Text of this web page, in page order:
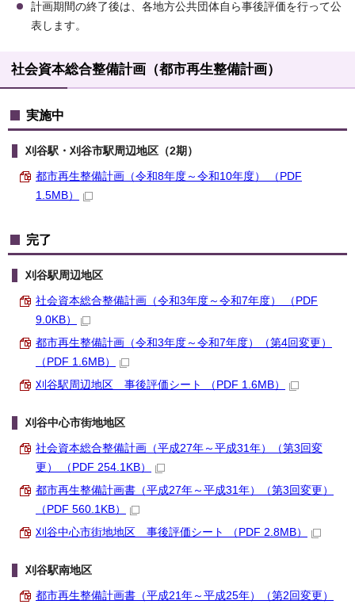
計画期間の終了後は、各地方公共団体自ら事後評価を行って公
表します。
社会資本総合整備計画（都市再生整備計画）
実施中
刈谷駅・刈谷市駅周辺地区（2期）
都市再生整備計画（令和8年度～令和10年度） （PDF
1.5MB）
完了
刈谷駅周辺地区
社会資本総合整備計画（令和3年度～令和7年度） （PDF
9.0KB）
都市再生整備計画（令和3年度～令和7年度）（第4回変更）
（PDF 1.6MB）
刈谷駅周辺地区 事後評価シート （PDF 1.6MB）
刈谷中心市街地地区
社会資本総合整備計画（平成27年～平成31年）（第3回変
更） （PDF 254.1KB）
都市再生整備計画書（平成27年～平成31年）（第3回変更）
（PDF 560.1KB）
刈谷中心市街地地区 事後評価シート （PDF 2.8MB）
刈谷駅南地区
都市再生整備計画書（平成21年～平成25年）（第2回変更）